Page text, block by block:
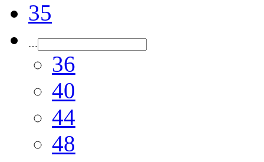
35
…
36
40
44
48